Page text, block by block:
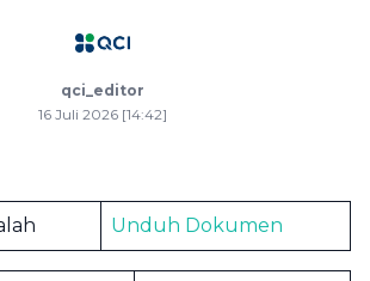
qci_editor
16 Juli 2026 [14:42]
Unduh Dokumen